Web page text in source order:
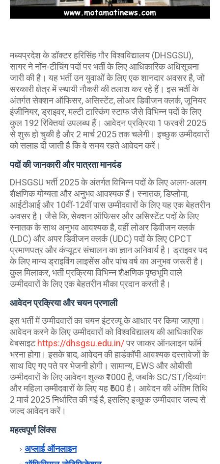
मध्यप्रदेश के डॉक्टर हरिसिंह गौर विश्वविद्यालय (DHSGSU),
सागर ने नॉन-टीचिंग पदों पर भर्ती के लिए आधिकारिक अधिसूचना
जारी की है। यह भर्ती उन युवाओं के लिए एक शानदार अवसर है, जो
सरकारी क्षेत्र में स्थायी नौकरी की तलाश कर रहे हैं। इस भर्ती के
अंतर्गत सेक्शन ऑफिसर, असिस्टेंट, लोअर डिवीजन क्लर्क, जूनियर
इंजीनियर, ड्राइवर, मल्टी टास्किंग स्टाफ जैसे विभिन्न पदों के लिए
कुल 192 रिक्तियां उपलब्ध हैं। आवेदन प्रक्रिया 1 फरवरी 2025
से शुरू हो चुकी है और 2 मार्च 2025 तक चलेगी। इच्छुक उम्मीदवारों
को सलाह दी जाती है कि वे समय रहते आवेदन करें।
पदों की जानकारी और पात्रता मानदंड
DHSGSU भर्ती 2025 के अंतर्गत विभिन्न पदों के लिए अलग-अलग
शैक्षणिक योग्यता और अनुभव आवश्यक हैं। स्नातक, डिप्लोमा,
आईटीआई और 10वीं-12वीं पास उम्मीदवारों के लिए यह एक बेहतरीन
अवसर है। जैसे कि, सेक्शन ऑफिसर और असिस्टेंट पदों के लिए
स्नातक के साथ अनुभव आवश्यक है, वहीं लोअर डिवीजन क्लर्क
(LDC) और अपर डिवीजन क्लर्क (UDC) पदों के लिए CPCT
प्रमाणपत्र और कंप्यूटर संचालन का ज्ञान अनिवार्य है। ड्राइवर पद
के लिए मान्य ड्राइविंग लाइसेंस और पांच वर्ष का अनुभव जरूरी है।
कुल मिलाकर, भर्ती प्रक्रिया विभिन्न शैक्षणिक पृष्ठभूमि वाले
उम्मीदवारों के लिए एक बेहतरीन मौका प्रदान करती है।
आवेदन प्रक्रिया और चयन प्रणाली
इस भर्ती में उम्मीदवारों का चयन इंटरव्यू के आधार पर किया जाएगा।
आवेदन करने के लिए उम्मीदवारों को विश्वविद्यालय की आधिकारिक
वेबसाइटhttps://dhsgsu.edu.in/पर जाकर ऑनलाइन फॉर्म
भरना होगा। इसके बाद, आवेदन की हार्डकॉपी आवश्यक दस्तावेजों के
साथ दिए गए पते पर भेजनी होगी। सामान्य, EWS और ओबीसी
उम्मीदवारों के लिए आवेदन शुल्क ₹1000 है, जबकि SC/ST/दिव्यांग
और महिला उम्मीदवारों के लिए यह ₹500 है। आवेदन की अंतिम तिथि
2 मार्च 2025 निर्धारित की गई है, इसलिए इच्छुक उम्मीदवार जल्द से
जल्द आवेदन करें।
महत्वपूर्ण लिंक्स
अप्लाई ऑनलाइन